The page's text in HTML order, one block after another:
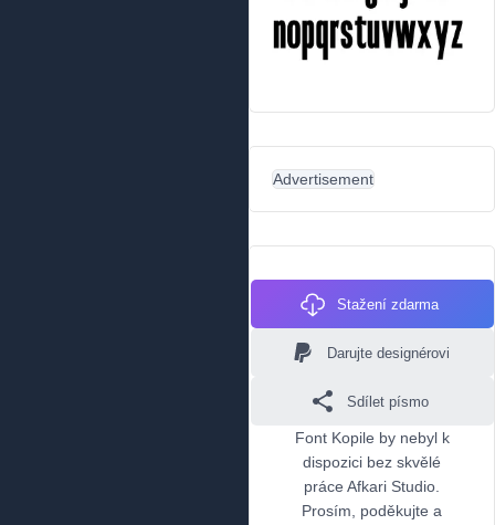
Advertisement
Stažení zdarma
Darujte designérovi
Sdílet písmo
Font Kopile by nebyl k
dispozici bez skvělé
práce Afkari Studio.
Prosím, poděkujte a